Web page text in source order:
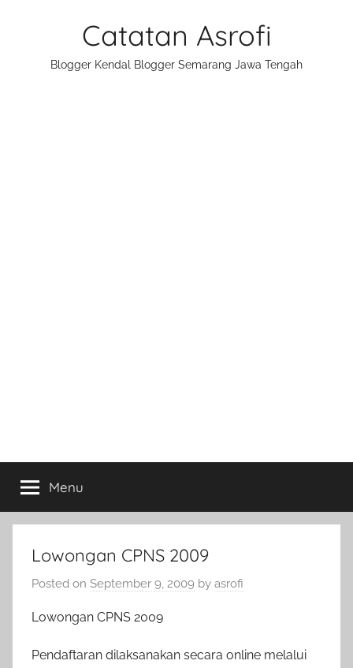
Catatan Asrofi
Blogger Kendal Blogger Semarang Jawa Tengah
Menu
Lowongan CPNS 2009
Posted on September 9, 2009 by asrofi
Lowongan CPNS 2009
Pendaftaran dilaksanakan secara online melalui